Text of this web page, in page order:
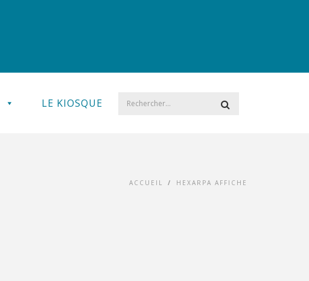
LE KIOSQUE
ACCUEIL / HEXARPA AFFICHE